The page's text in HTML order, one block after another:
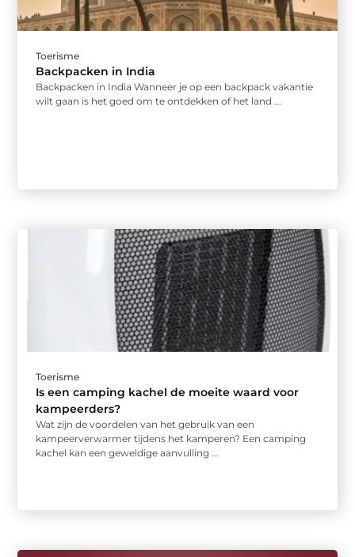
Toerisme
Backpacken in India
Backpacken in India Wanneer je op een backpack vakantie
wilt gaan is het goed om te ontdekken of het land ...
Toerisme
Is een camping kachel de moeite waard voor
kampeerders?
Wat zijn de voordelen van het gebruik van een
kampeerverwarmer tijdens het kamperen? Een camping
kachel kan een geweldige aanvulling ...